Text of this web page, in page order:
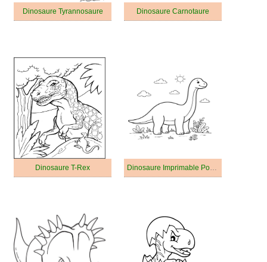
Dinosaure Tyrannosaure Dinosaure Carnotaure
Dinosaure T-Rex Dinosaure Imprimable Pour les Enfants